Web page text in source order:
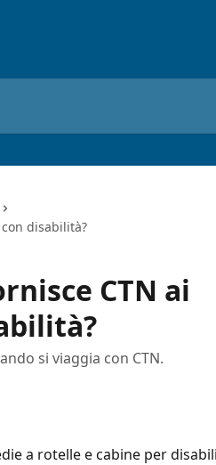
disabilità?
CTN ai
si viaggia con CTN.
a rotelle e cabine per